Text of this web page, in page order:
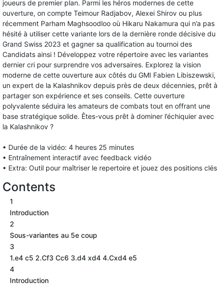
joueurs de premier plan. Parmi les héros modernes de cette
ouverture, on compte Teimour Radjabov, Alexei Shirov ou plus
récemment Parham Maghsoodloo où Hikaru Nakamura qui n’a pas
hésité à utiliser cette variante lors de la dernière ronde décisive du
Grand Swiss 2023 et gagner sa qualification au tournoi des
Candidats ainsi ! Développez votre répertoire avec les variantes
dernier cri pour surprendre vos adversaires. Explorez la vision
moderne de cette ouverture aux côtés du GMI Fabien Libiszewski,
un expert de la Kalashnikov depuis près de deux décennies, prêt à
partager son expérience et ses conseils. Cette ouverture
polyvalente séduira les amateurs de combats tout en offrant une
base stratégique solide. Êtes-vous prêt à dominer l’échiquier avec
la Kalashnikov ?
• Durée de la vidéo: 4 heures 25 minutes
• Entraînement interactif avec feedback vidéo
• Extra: Outil pour maîtriser le repertoire et jouez des positions clés
Contents
1
Introduction
2
Sous-variantes au 5e coup
3
1.e4 c5 2.Cf3 Cc6 3.d4 xd4 4.Cxd4 e5
4
Introduction